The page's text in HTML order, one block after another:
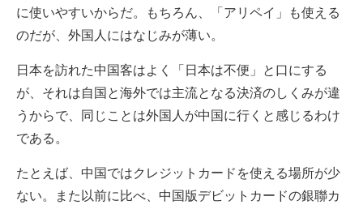
に使いやすいからだ。もちろん、「アリペイ」も使える
のだが、外国人にはなじみが薄い。
日本を訪れた中国客はよく「日本は不便」と口にする
が、それは自国と海外では主流となる決済のしくみが違
うからで、同じことは外国人が中国に行くと感じるわけ
である。
たとえば、中国ではクレジットカードを使える場所が少
ない。また以前に比べ、中国版デビットカードの銀聯カ